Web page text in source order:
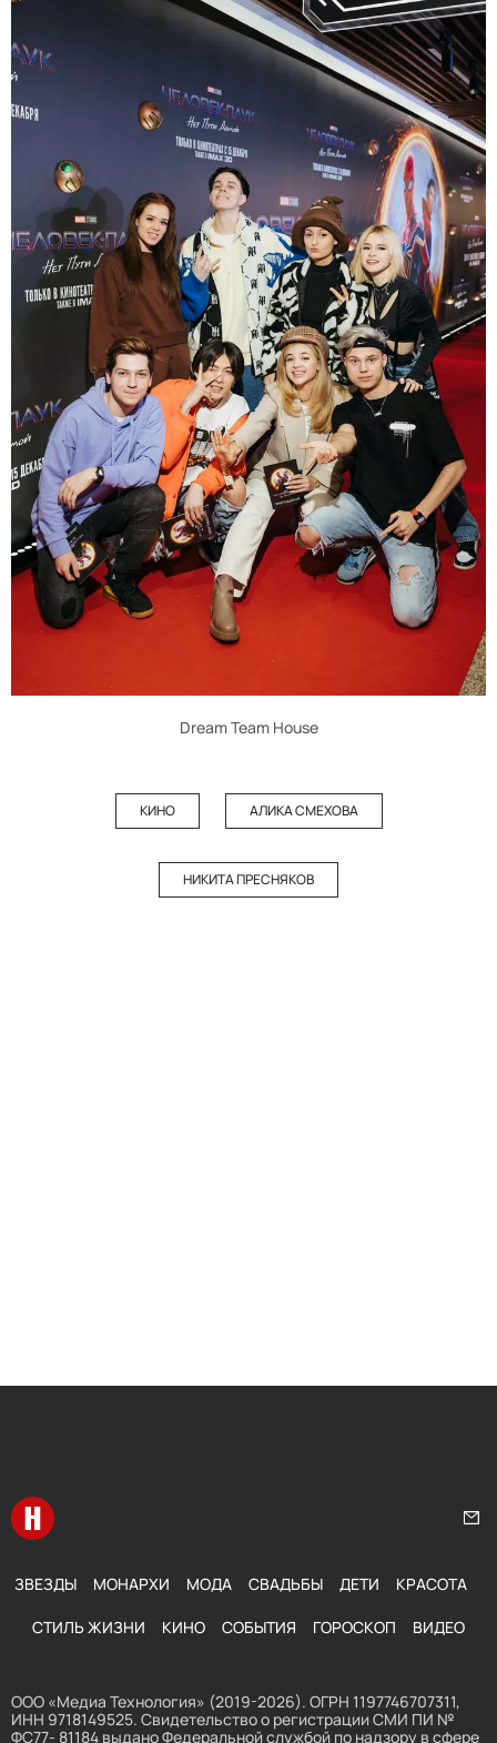
Dream Team House
КИНО АЛИКА СМЕХОВА
НИКИТА ПРЕСНЯКОВ
Перейти на главную
ЗВЕЗДЫ МОНАРХИ МОДА СВАДЬБЫ ДЕТИ КРАСОТА
СТИЛЬ ЖИЗНИ КИНО СОБЫТИЯ ГОРОСКОП ВИДЕО
ООО «Медиа Технология» (2019-2026). ОГРН 1197746707311,
ИНН 9718149525. Свидетельство о регистрации СМИ ПИ №
ФС77- 81184 выдано Федеральной службой по надзору в сфере